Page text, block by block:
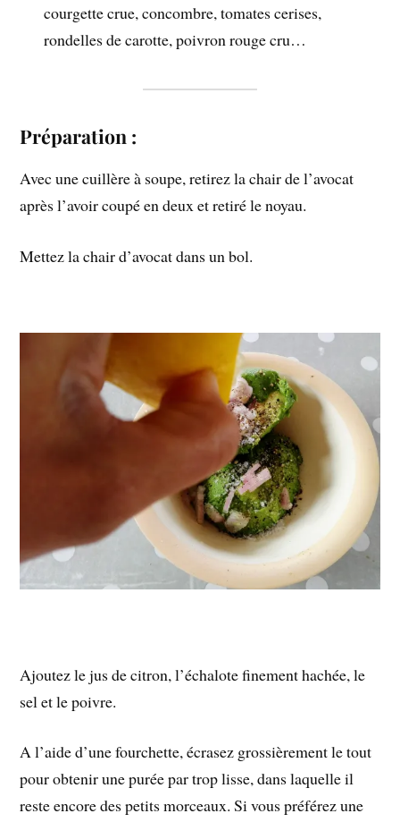
courgette crue, concombre, tomates cerises,
rondelles de carotte, poivron rouge cru…
Préparation :
Avec une cuillère à soupe, retirez la chair de l’avocat
après l’avoir coupé en deux et retiré le noyau.
Mettez la chair d’avocat dans un bol.
Ajoutez le jus de citron, l’échalote finement hachée, le
sel et le poivre.
A l’aide d’une fourchette, écrasez grossièrement le tout
pour obtenir une purée par trop lisse, dans laquelle il
reste encore des petits morceaux. Si vous préférez une